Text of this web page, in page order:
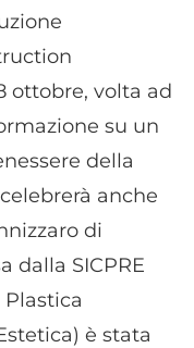
ottobre, volta ad
su un
della
anche
di
dalla SICPRE
è stata